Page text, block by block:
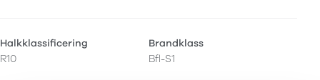
Halkklassificering
R10
Brandklass
Bfl-S1